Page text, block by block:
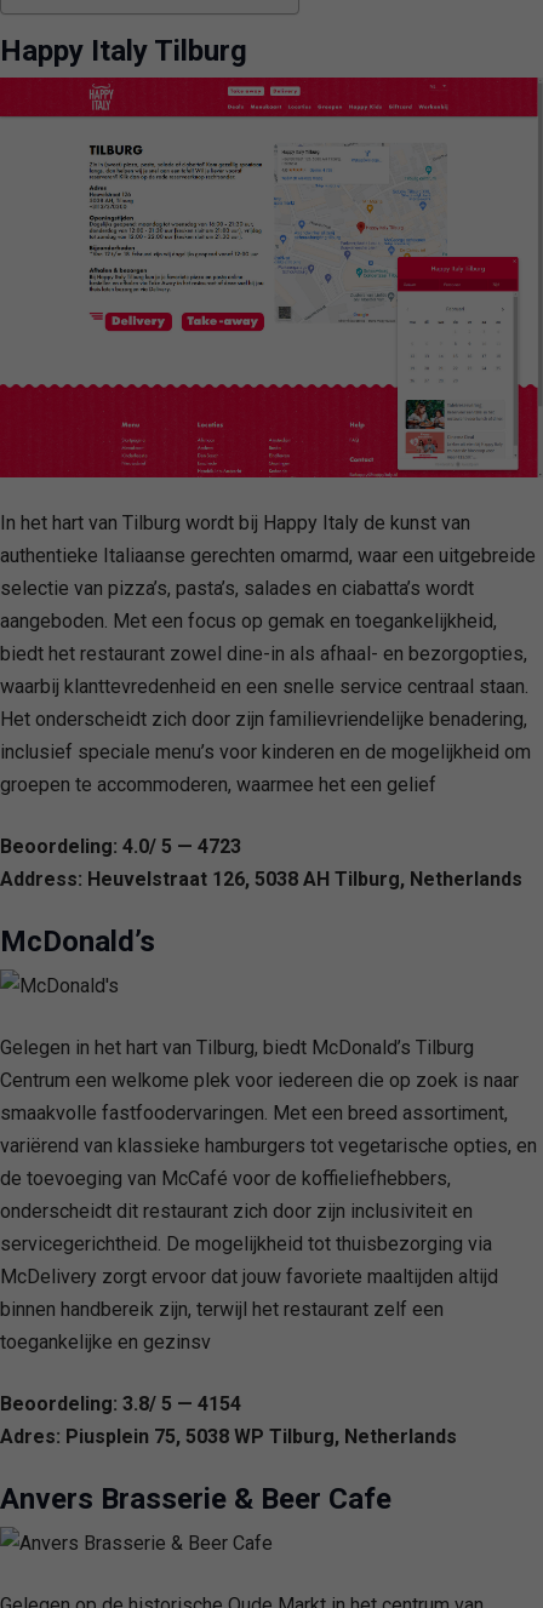
Happy Italy Tilburg
In het hart van Tilburg wordt bij Happy Italy de kunst van
authentieke Italiaanse gerechten omarmd, waar een uitgebreide
selectie van pizza’s, pasta’s, salades en ciabatta’s wordt
aangeboden. Met een focus op gemak en toegankelijkheid,
biedt het restaurant zowel dine-in als afhaal- en bezorgopties,
waarbij klanttevredenheid en een snelle service centraal staan.
Het onderscheidt zich door zijn familievriendelijke benadering,
inclusief speciale menu’s voor kinderen en de mogelijkheid om
groepen te accommoderen, waarmee het een gelief
Beoordeling: 4.0/ 5 — 4723
Address: Heuvelstraat 126, 5038 AH Tilburg, Netherlands
McDonald’s
Gelegen in het hart van Tilburg, biedt McDonald’s Tilburg
Centrum een welkome plek voor iedereen die op zoek is naar
smaakvolle fastfoodervaringen. Met een breed assortiment,
variërend van klassieke hamburgers tot vegetarische opties, en
de toevoeging van McCafé voor de koffieliefhebbers,
onderscheidt dit restaurant zich door zijn inclusiviteit en
servicegerichtheid. De mogelijkheid tot thuisbezorging via
McDelivery zorgt ervoor dat jouw favoriete maaltijden altijd
binnen handbereik zijn, terwijl het restaurant zelf een
toegankelijke en gezinsv
Beoordeling: 3.8/ 5 — 4154
Adres: Piusplein 75, 5038 WP Tilburg, Netherlands
Anvers Brasserie & Beer Cafe